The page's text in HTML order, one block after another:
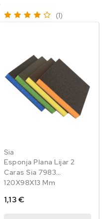
Sia
Esponja Plana Lijar 2
Caras Sia 7983
120X98X13 Mm
(1)
1,13 €